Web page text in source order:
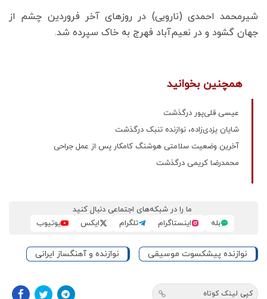
شیرمحمد احمدی (نارویی) در روزهای آخر فروردین چشم از
جهان گشود و در نعیم‌آباد فهرج به خاک سپرده شد.
همچنین بخوانید
عیسی قلی‌پور درگذشت
شایان یزدی‌زاده، نوازنده تنبک درگذشت
آخرین وضعیت سلامتی هوشنگ کامکار پس از عمل جراحی
محمدرضا کریمی درگذشت
ما را در شبکه‌های اجتماعی دنبال کنید
بله
اینستاگرام تلگرام ایکس یوتیوب
نوازنده پیشکسوت موسیقی نوازنده و آهنگساز ایرانی
کپی لینک کوتاه